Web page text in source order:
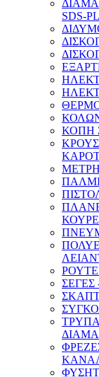
SDS-
ΚΟΠΗ
ΣΕΓΕΣ